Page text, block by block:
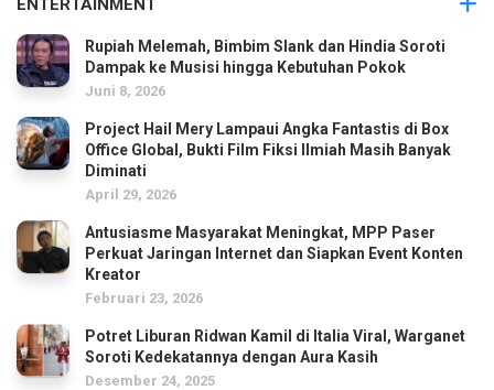
Rupiah Melemah, Bimbim Slank dan Hindia Soroti
Dampak ke Musisi hingga Kebutuhan Pokok
Juni 8, 2026
Project Hail Mery Lampaui Angka Fantastis di Box
Office Global, Bukti Film Fiksi Ilmiah Masih Banyak
Diminati
April 29, 2026
Antusiasme Masyarakat Meningkat, MPP Paser
Perkuat Jaringan Internet dan Siapkan Event Konten
Kreator
Februari 23, 2026
Potret Liburan Ridwan Kamil di Italia Viral, Warganet
Soroti Kedekatannya dengan Aura Kasih
Desember 24, 2025